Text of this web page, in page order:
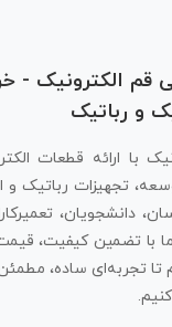
قم الکترونیک -
و رباتیک
با ارائه قطعات
تجهیزات رباتیک و
دانشجویان،
با تضمین کیفیت،
تجربه‌ای ساده، مطمئن